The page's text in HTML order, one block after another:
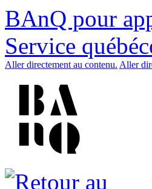
BAnQ pour
Service
Aller directement au contenu. Aller